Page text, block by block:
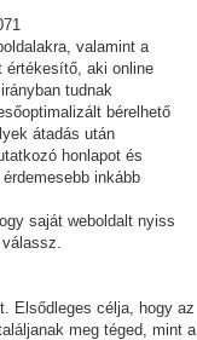
valamint a
értékesítő, aki online
tudnak
bérelhető
átadás után
honlapot és
inkább
saját weboldalt nyiss
Elsődleges célja, hogy az
meg téged, mint a